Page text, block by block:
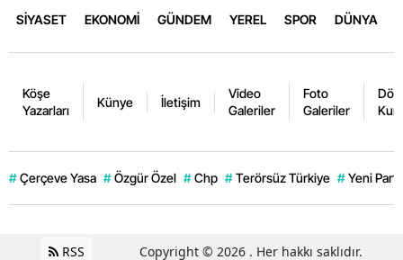
SİYASET EKONOMİ GÜNDEM YEREL SPOR DÜNYA
Köşe
Yazarları
Künye İletişim
Video
Galeriler
Foto
Galeriler
# Çerçeve Yasa # Özgür Özel # Chp # Terörsüz Türkiye # Yeni Parti
RSS Copyright © 2026 . Her hakkı saklıdır.